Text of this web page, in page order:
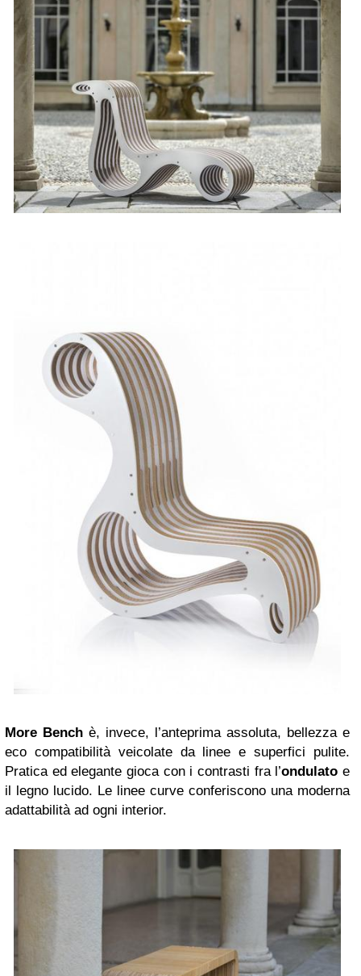
More Bench è, invece, l’anteprima assoluta, bellezza e
eco compatibilità veicolate da linee e superfici pulite.
Pratica ed elegante gioca con i contrasti fra l’ondulato e
il legno lucido. Le linee curve conferiscono una moderna
adattabilità ad ogni interior.